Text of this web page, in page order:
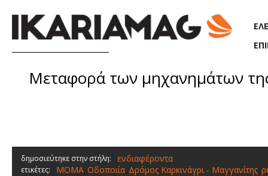
Μεταφορά των μηχανημάτων
δημοσιεύτηκε στην στήλη: ενδιαφέροντα
ετικέτες: ΜΟΜΑ, Οδοποιία, Δρόμος Καρκινάγρι - Μαγγανίτης,